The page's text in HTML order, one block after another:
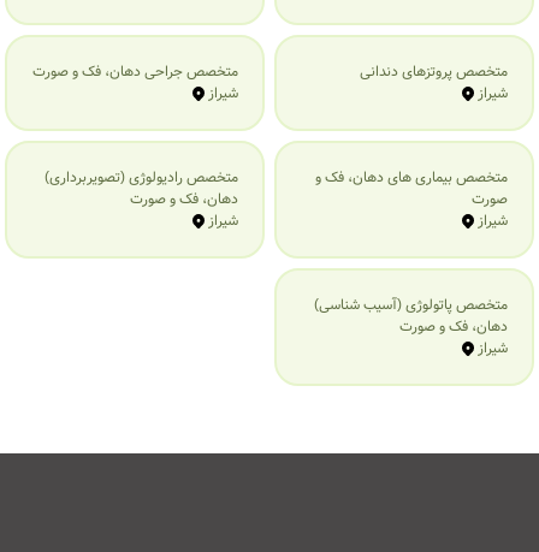
متخصص پروتزهای دندانی
شیراز
متخصص جراحی دهان، فک و صورت
شیراز
متخصص بیماری‌ های دهان، فک و
صورت
شیراز
متخصص رادیولوژی (تصویربرداری)
دهان، فک و صورت
شیراز
متخصص پاتولوژی (آسیب شناسی)
دهان، فک و صورت
شیراز